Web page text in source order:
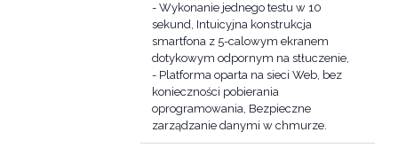
- Wykonanie jednego testu w 10
sekund, Intuicyjna konstrukcja
smartfona z 5-calowym ekranem
dotykowym odpornym na stłuczenie,
- Platforma oparta na sieci Web, bez
konieczności pobierania
oprogramowania, Bezpieczne
zarządzanie danymi w chmurze.